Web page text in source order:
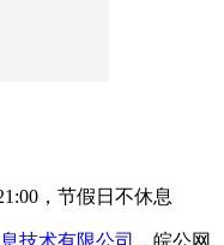
，节假日不休息
技术有限公司
，皖公网